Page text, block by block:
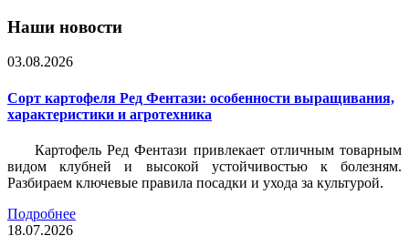
Наши новости
03.08.2026
Сорт картофеля Ред Фентази: особенности выращивания,
характеристики и агротехника
Картофель Ред Фентази привлекает отличным товарным
видом клубней и высокой устойчивостью к болезням.
Разбираем ключевые правила посадки и ухода за культурой.
Подробнее
18.07.2026